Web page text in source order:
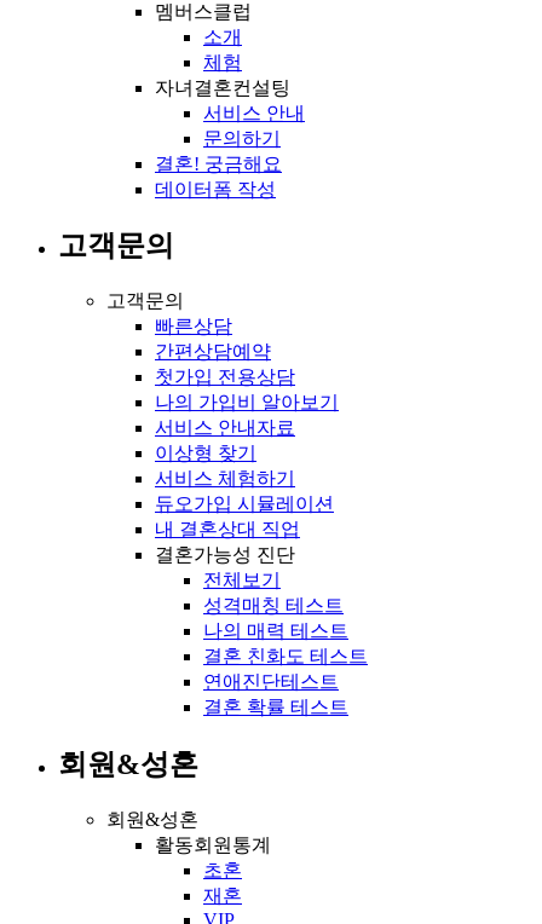
멤버스클럽
소개
체험
자녀결혼컨설팅
서비스 안내
문의하기
결혼! 궁금해요
데이터폼 작성
고객문의
고객문의
빠른상담
간편상담예약
첫가입 전용상담
나의 가입비 알아보기
서비스 안내자료
이상형 찾기
서비스 체험하기
듀오가입 시뮬레이션
내 결혼상대 직업
결혼가능성 진단
전체보기
성격매칭 테스트
나의 매력 테스트
결혼 친화도 테스트
연애진단테스트
결혼 확률 테스트
회원&성혼
회원&성혼
활동회원통계
초혼
재혼